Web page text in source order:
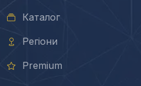
Каталог
Регіони
Premium